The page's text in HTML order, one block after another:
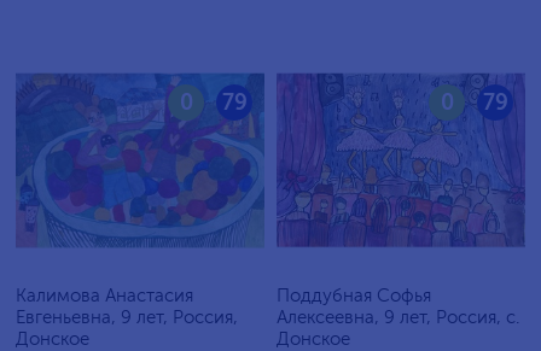
79
0
Калимова Анастасия
Евгеньевна, 9 лет, Россия,
Донское
79
0
Поддубная Софья
Алексеевна, 9 лет, Россия, с.
Донское